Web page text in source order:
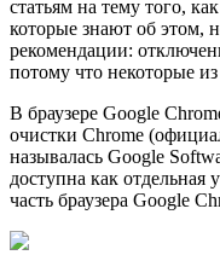
статьям на тему того,
которые знают об этом,
рекомендации:
потому что некоторые
В браузере Google
очистки Chrome
называлась Google
доступна как отдельная
часть браузера Google